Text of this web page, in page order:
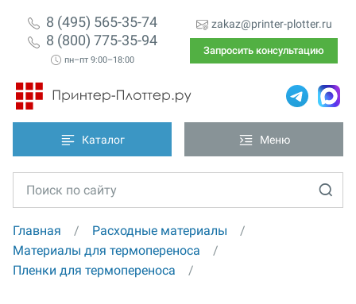
8 (495) 565-35-74
8 (800) 775-35-94
пн–пт 9:00–18:00
zakaz@printer-plotter.ru
Запросить консультацию
Каталог Меню
Главная
Расходные материалы
Материалы для термопереноса
Пленки для термопереноса